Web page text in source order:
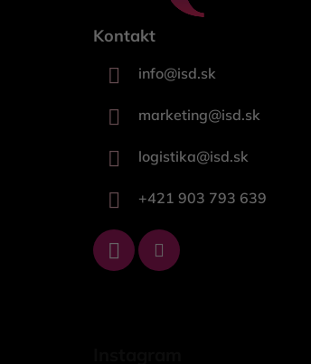
Kontakt
info@isd.sk
marketing@isd.sk
logistika@isd.sk
+421 903 793 639